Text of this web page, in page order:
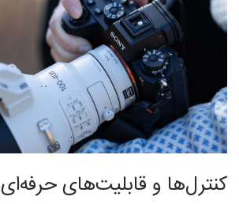
کنترل‌ها و قابلیت‌های حرفه‌ای